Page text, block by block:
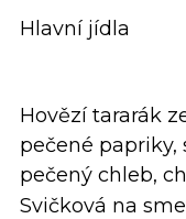
Hlavní jídla
Hovězí tararák
pečené papriky,
pečený chleb,
Svičková na